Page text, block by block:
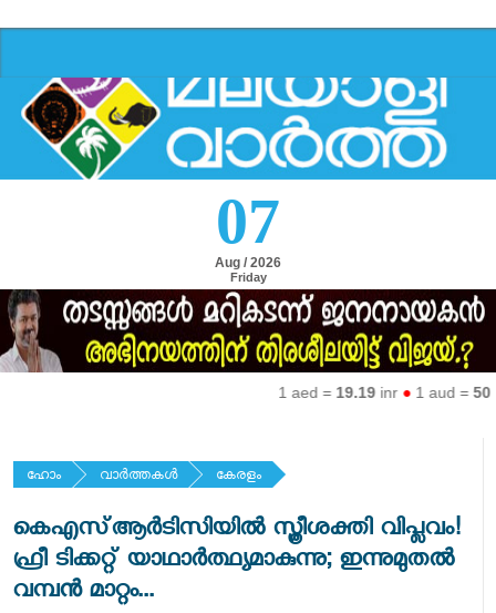
07
Aug / 2026
Friday
1 aed =19.19inr ●1 aud =50.27
ഹോം വാര്‍ത്തകള്‍ കേരളം
കെഎസ്ആർടിസിയിൽ സ്ത്രീശക്തി വിപ്ലവം!
ഫ്രീ ടിക്കറ്റ് യാഥാർത്ഥ്യമാകുന്നു; ഇന്നുമുതൽ
വമ്പൻ മാറ്റം...